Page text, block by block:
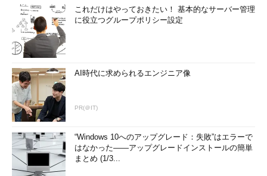
これだけはやっておきたい！ 基本的なサーバー管理
に役立つグループポリシー設定
AI時代に求められるエンジニア像
PR(＠IT)
“Windows 10へのアップグレード：失敗”はエラーで
はなかった――アップグレードインストールの簡単
まとめ (1/3...